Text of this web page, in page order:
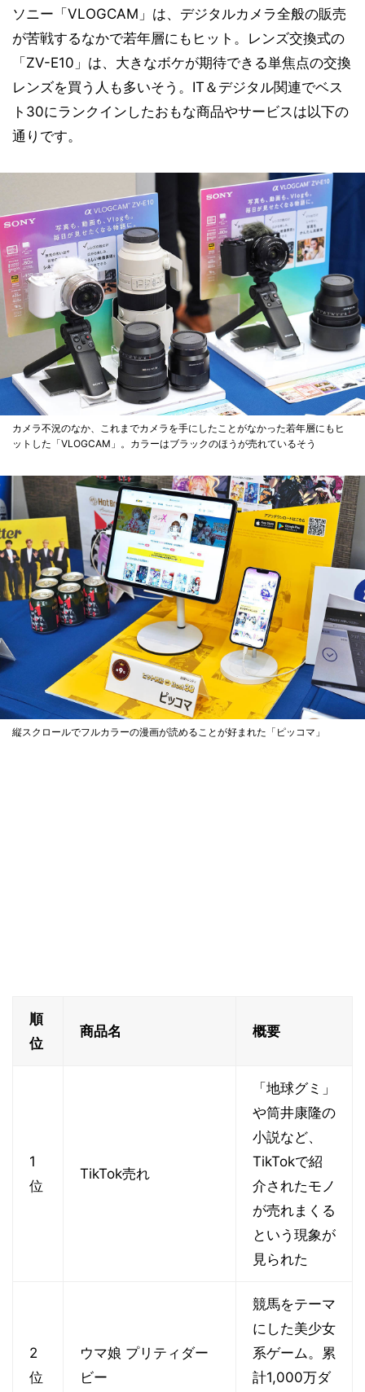
ソニー「VLOGCAM」は、デジタルカメラ全般の販売
が苦戦するなかで若年層にもヒット。レンズ交換式の
「ZV-E10」は、大きなボケが期待できる単焦点の交換
レンズを買う人も多いそう。IT＆デジタル関連でベス
ト30にランクインしたおもな商品やサービスは以下の
通りです。
カメラ不況のなか、これまでカメラを手にしたことがなかった若年層にもヒ
ットした「VLOGCAM」。カラーはブラックのほうが売れているそう
縦スクロールでフルカラーの漫画が読めることが好まれた「ピッコマ」
順
位
商品名 概要
1
位
TikTok売れ
「地球グミ」
や筒井康隆の
小説など、
TikTokで紹
介されたモノ
が売れまくる
という現象が
見られた
2
位
ウマ娘 プリティダー
ビー
競馬をテーマ
にした美少女
系ゲーム。累
計1,000万ダ